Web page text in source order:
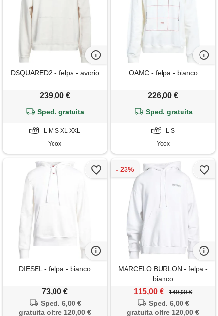
DSQUARED2 - felpa - avorio
239,00 €
Sped. gratuita
L M S XL XXL
Yoox
OAMC - felpa - bianco
226,00 €
Sped. gratuita
L S
Yoox
DIESEL - felpa - bianco
73,00 €
Sped. 6,00 €
gratuita oltre 120,00 €
MARCELO BURLON - felpa -
bianco
115,00 € 149,00 €
Sped. 6,00 €
gratuita oltre 120,00 €